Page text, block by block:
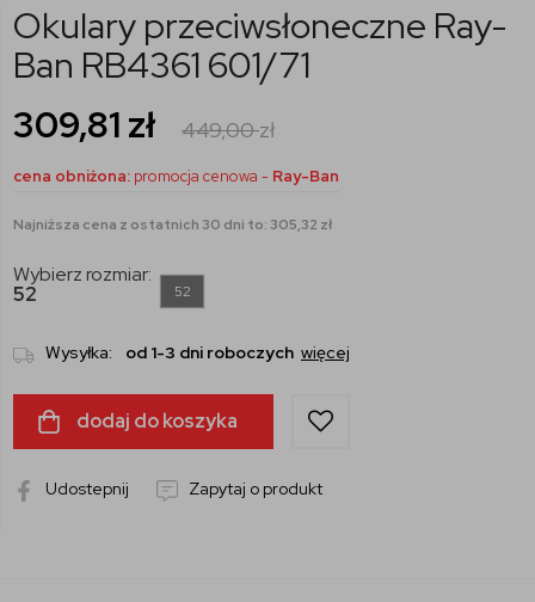
Okulary przeciwsłoneczne Ray-
Ban RB4361 601/71
309,81 zł 449,00zł
cena obniżona: promocja cenowa - Ray-Ban
Najniższa cena z ostatnich 30 dni to: 305,32 zł
Wybierz rozmiar:
52
52
Wysyłka: od 1-3 dni roboczych więcej
dodaj do koszyka
Udostepnij Zapytaj o produkt